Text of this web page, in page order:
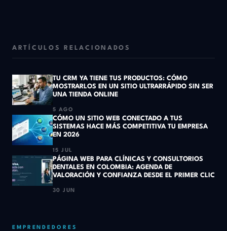
ARTÍCULOS RELACIONADOS
TU CRM YA TIENE TUS PRODUCTOS: CÓMO
MOSTRARLOS EN UN SITIO ULTRARRÁPIDO SIN SER
UNA TIENDA ONLINE
5 AGO
CÓMO UN SITIO WEB CONECTADO A TUS
SISTEMAS HACE MÁS COMPETITIVA TU EMPRESA
EN 2026
15 JUL
PÁGINA WEB PARA CLÍNICAS Y CONSULTORIOS
DENTALES EN COLOMBIA: AGENDA DE
VALORACIÓN Y CONFIANZA DESDE EL PRIMER CLIC
30 JUN
EMPRENDEDORES